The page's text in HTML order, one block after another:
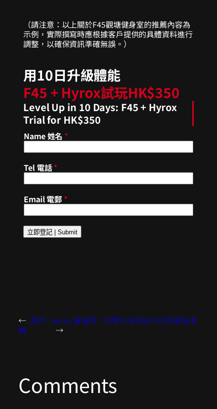
（請注意：以上關於F45觀塘健身室的推薦內容為
示例，實際撰寫時應根據客戶提供的具體資料進行
調整，以確保資訊準確無誤。）
用10日升級體能
F45 + Hyrox試玩HK$350
Level Up in 10 Days: F45 + Hyrox
Trial for HK$350
Name 姓名 *
Tel 電話*
Email 電郵 *
立即登記 | Submit
← 跑步
機
Hyrox 後復原：科學方法與全方位恢復指南
→
Comments